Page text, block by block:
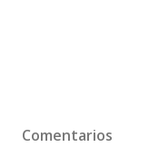
Comentarios